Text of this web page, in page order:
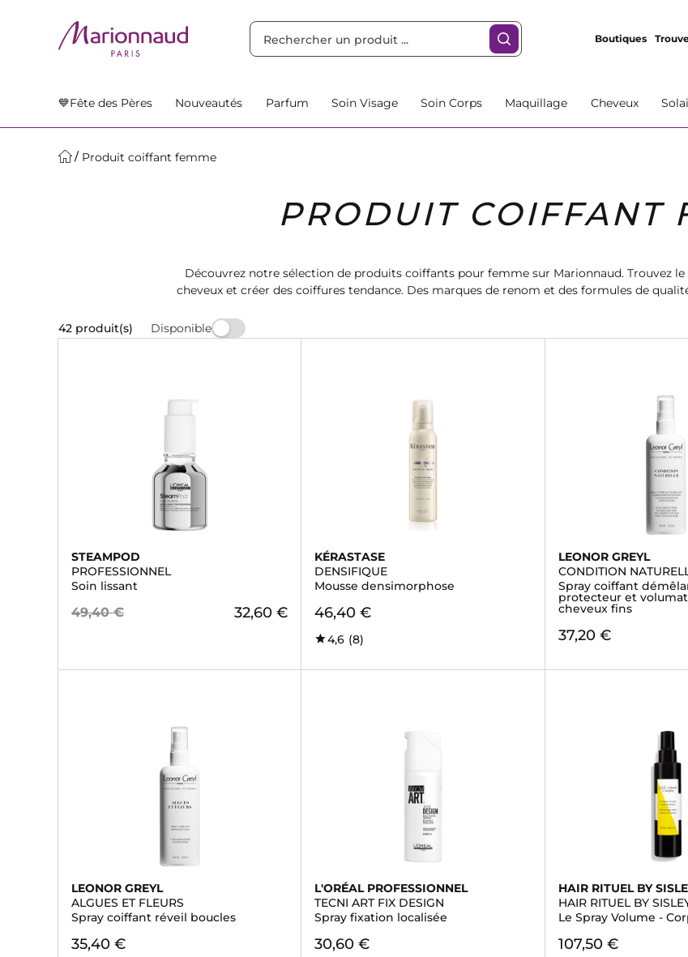
Boutiques
💙Fête des Pères Nouveautés Parfum Soin Visage Soin Corps Maquillage Cheveux
Produit coiffant femme
PRODUIT COIFFANT
Découvrez notre sélection de produits coiffants pour femme sur Marionnaud. Trouvez
cheveux et créer des coiffures tendance. Des marques de renom et des formules de
42 produit(s) Disponible
STEAMPOD
PROFESSIONNEL
Soin lissant
49,40 € 32,60 €
KÉRASTASE
DENSIFIQUE
Mousse densimorphose
46,40 €
4,6 (8)
LEONOR GREYL
CONDITION
Spray coiffant
protecteur et
cheveux fins
37,20 €
LEONOR GREYL
ALGUES ET FLEURS
Spray coiffant réveil boucles
35,40 €
L'ORÉAL PROFESSIONNEL
TECNI ART FIX DESIGN
Spray fixation localisée
30,60 €
HAIR RITUEL BY
HAIR RITUEL BY
Le Spray Volume -
107,50 €